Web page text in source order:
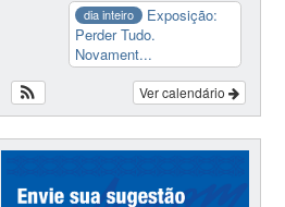
dia inteiro
Exposição:
Perder Tudo.
Novament...
Ver calendário